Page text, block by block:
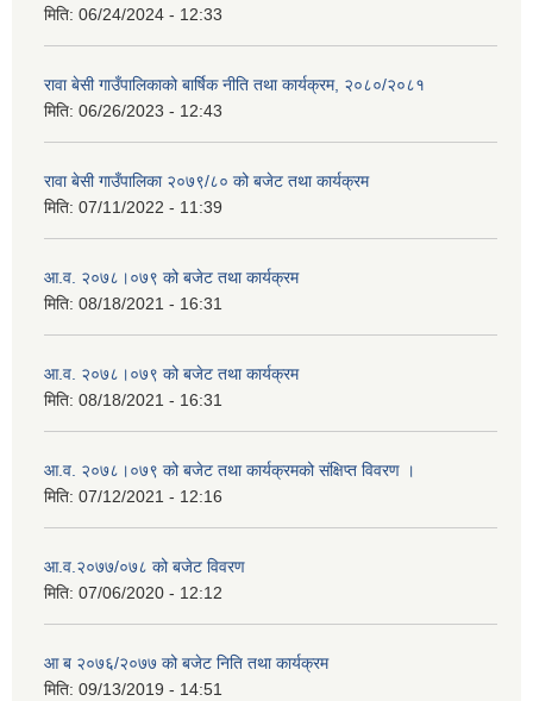
मिति: 06/24/2024 - 12:33
रावा बेसी गाउँपालिकाको बार्षिक नीति तथा कार्यक्रम, २०८०/२०८१
मिति: 06/26/2023 - 12:43
रावा बेसी गाउँपालिका २०७९/८० को बजेट तथा कार्यक्रम
मिति: 07/11/2022 - 11:39
आ.व. २०७८।०७९ को बजेट तथा कार्यक्रम
मिति: 08/18/2021 - 16:31
आ.व. २०७८।०७९ को बजेट तथा कार्यक्रम
मिति: 08/18/2021 - 16:31
आ.व. २०७८।०७९ को बजेट तथा कार्यक्रमको संक्षिप्त विवरण ।
मिति: 07/12/2021 - 12:16
आ.व.२०७७/०७८ को बजेट विवरण
मिति: 07/06/2020 - 12:12
आ ब २०७६/२०७७ को बजेट निति तथा कार्यक्रम
मिति: 09/13/2019 - 14:51